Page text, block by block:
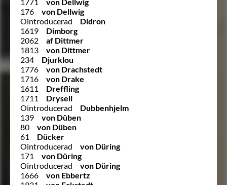
176
von Dellwig
Ointroducerad
Didron
1619
Dimborg
2062
af Dittmer
1813
von Dittmer
234
Djurklou
1776
von Drachstedt
1716
von Drake
1611
Dreffling
1711
Drysell
Ointroducerad
Dubbenhjelm
139
von Düben
80
von Düben
61
Dücker
Ointroducerad
von Düring
171
von Düring
Ointroducerad
von Düring
1666
von Ebbertz